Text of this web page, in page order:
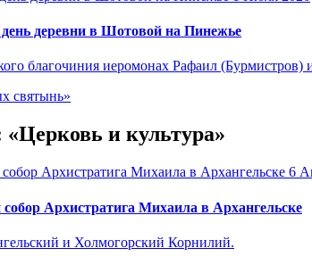
деревни в Шотовой на Пинежье
благочиния иеромонах Рафаил
святынь»
и культура»
6
Архистратига Михаила в Архангельске
и Холмогорский Корнилий.